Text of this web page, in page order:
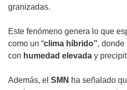
granizadas.
Este fenómeno genera lo que
como un “clima híbrido”, donde
con humedad elevada y
Además, el SMN ha señalado